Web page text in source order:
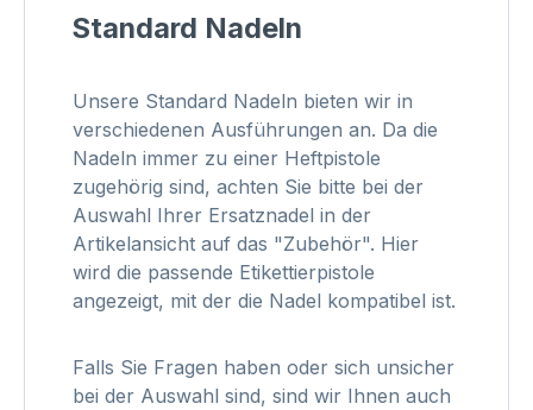
Standard Nadeln
Unsere Standard Nadeln bieten wir in
verschiedenen Ausführungen an. Da die
Nadeln immer zu einer Heftpistole
zugehörig sind, achten Sie bitte bei der
Auswahl Ihrer Ersatznadel in der
Artikelansicht auf das "Zubehör". Hier
wird die passende Etikettierpistole
angezeigt, mit der die Nadel kompatibel ist.
Falls Sie Fragen haben oder sich unsicher
bei der Auswahl sind, sind wir Ihnen auch